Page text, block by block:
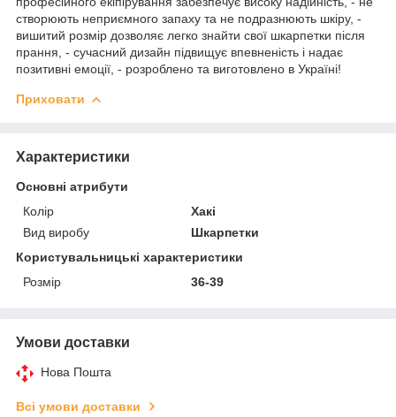
створюють неприємного запаху та не подразнюють шкіру, -
вишитий розмір дозволяє легко знайти свої шкарпетки після
прання, - сучасний дизайн підвищує впевненість і надає
позитивні емоції, - розроблено та виготовлено в Україні!
Приховати
Характеристики
Основні атрибути
Колір
Хакі
Вид виробу
Шкарпетки
Користувальницькі характеристики
Розмір
36-39
Умови доставки
Нова Пошта
Всі умови доставки